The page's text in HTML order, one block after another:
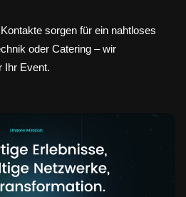
sorgen für ein nahtloses
oder Catering – wir
Ihr Event.